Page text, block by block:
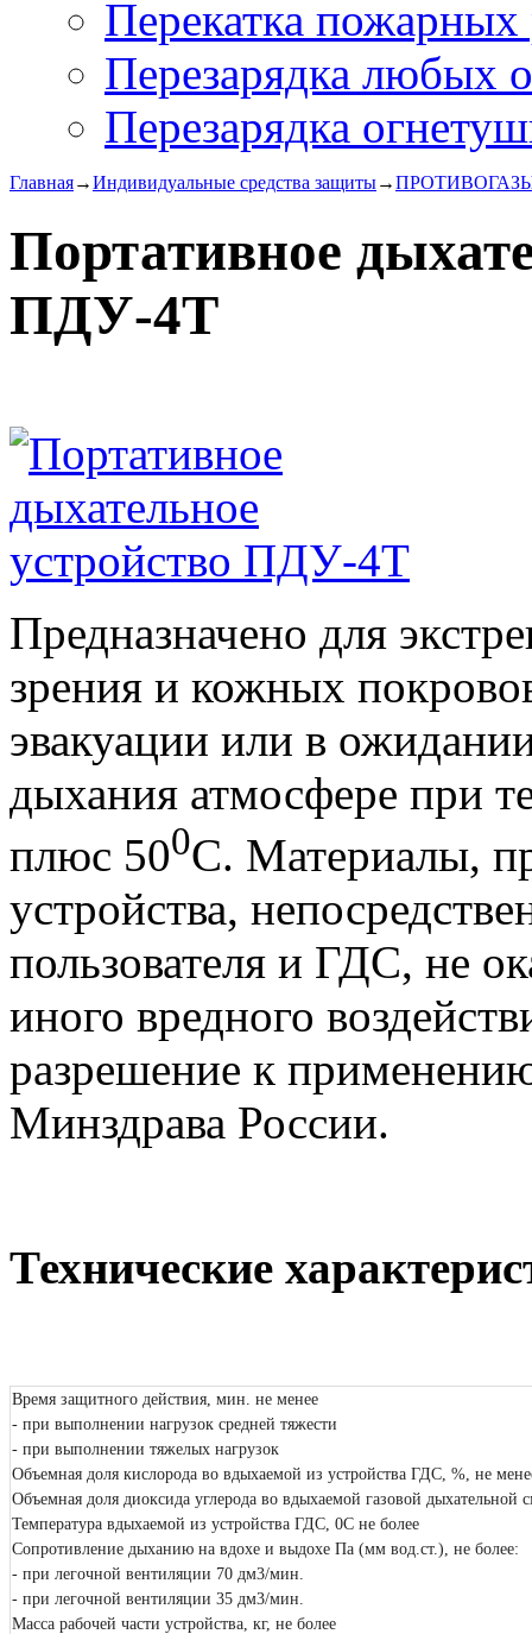
Перекатка пожарных
Перезарядка любых
Перезарядка
Главная→Индивидуальные средства защиты→
Портативное
ПДУ-4Т
Предназначено для
зрения и кожных
эвакуации или в
дыхания атмосфере при
плюс 500С. Материалы,
устройства,
пользователя и ГДС, не
иного вредного
разрешение к
Минздрава России.
Технические
Время защитного действия, мин. не менее
- при выполнении нагрузок средней тяжести
- при выполнении тяжелых нагрузок
Объемная доля кислорода во вдыхаемой из устройства ГДС, %, не
Объемная доля диоксида углерода во вдыхаемой газовой дыхательной
Температура вдыхаемой из устройства ГДС, 0С не более
Сопротивление дыханию на вдохе и выдохе Па (мм вод.ст.), не более:
- при легочной вентиляции 70 дм3/мин.
- при легочной вентиляции 35 дм3/мин.
Масса рабочей части устройства, кг, не более